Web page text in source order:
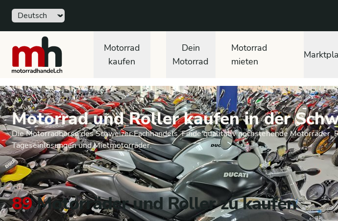
Sprache
motorradhandel.ch
Motorrad
kaufen
Dein
Motorrad
Motorrad
mieten
Motorrad und Roller kaufen in der
Die Motorradbörse des Schweizer Fachhandels. Finde qualitativ hochstehende Motorräder,
Tageseinlösungen und Mietmotorräder.
89Motorräder und Roller zu kaufen